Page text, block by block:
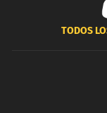
TODOS